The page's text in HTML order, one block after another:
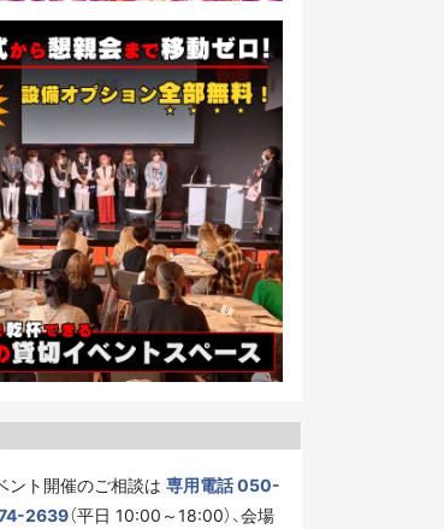
ント開催のご相談は 専用電話 050-
2639（平日 10:00～18:00）、会場